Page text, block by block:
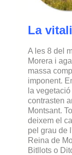
La
A les 8 del
Morera i
massa
imponent.
la
contrasten
Montsant.
deixem el
pel grau de
Reina de
Bitllots o